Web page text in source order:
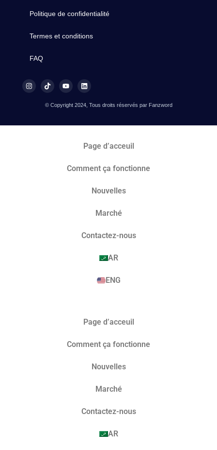
Politique de confidentialité
Termes et conditions
FAQ
© Copyright 2024, Tous droits réservés par Fanzword
Page d’acceuil
Comment ça fonctionne
Nouvelles
Marché​
Contactez-nous
AR
ENG
Page d’acceuil
Comment ça fonctionne
Nouvelles
Marché​
Contactez-nous
AR